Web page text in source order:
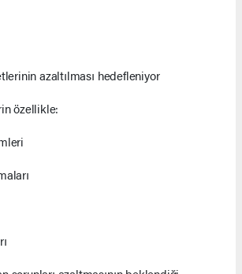
azaltılması hedefleniyor
özellikle: